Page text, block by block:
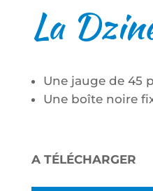
La
Une jauge de 45
Une boîte noire
A TÉLÉCHARGER